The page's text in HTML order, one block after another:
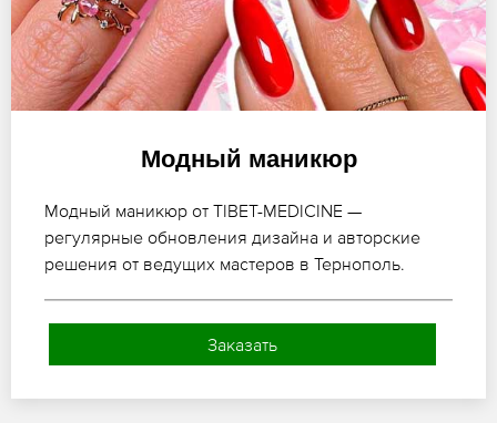
Модный маникюр
Модный маникюр от TIBET-MEDICINE —
регулярные обновления дизайна и авторские
решения от ведущих мастеров в Тернополь.
Заказать